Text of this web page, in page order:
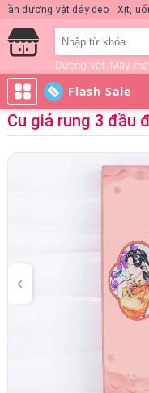
Nước hoa KD Quick Rush
Dương vật Máy
Flash Sale
Cu giả rung 3 đầu